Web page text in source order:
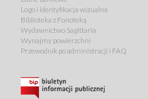
Logo i identyfikacja wizualna
Biblioteka z Fonoteką
Wydawnictwo Sagittaria
Wynajmy powierzchni
Przewodnik po administracji i FAQ